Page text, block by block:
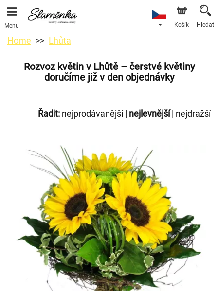
Menu Košík Hledat
Home Lhůta
Rozvoz květin v Lhůtě – čerstvé květiny
doručíme již v den objednávky
Řadit: nejprodávanější| nejlevnější| nejdražší